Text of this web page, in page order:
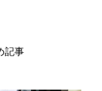
記事